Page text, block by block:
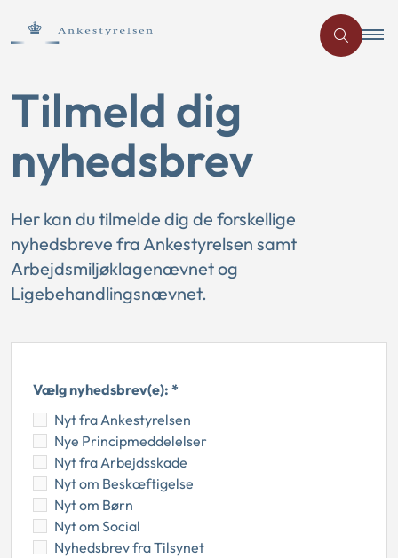
Tilmeld dig
nyhedsbrev
Her kan du tilmelde dig de forskellige
nyhedsbreve fra Ankestyrelsen samt
Arbejdsmiljøklagenævnet og
Ligebehandlingsnævnet.
Vælg nyhedsbrev(e): *
Nyt fra Ankestyrelsen
Nye Principmeddelelser
Nyt fra Arbejdsskade
Nyt om Beskæftigelse
Nyt om Børn
Nyt om Social
Nyhedsbrev fra Tilsynet